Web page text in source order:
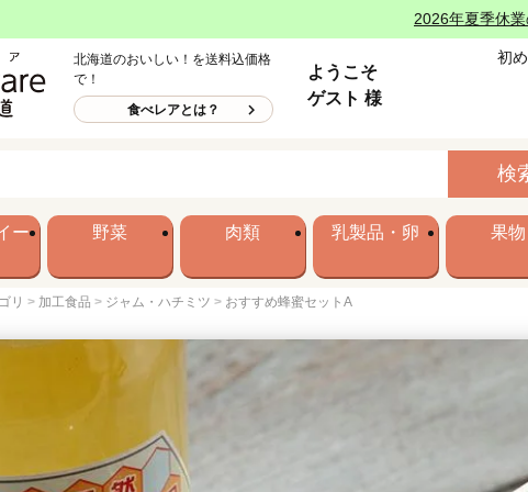
2026年夏季休
北海道のおいしい！を送料込価格
で！
食べレアとは？
ようこそ
ゲスト 様
初
検
ー
野菜 肉類 乳製品・卵 果物
リ 加工食品 ジャム・ハチミツ おすすめ蜂蜜セットA